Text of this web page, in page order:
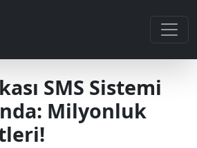
SMS Sistemi
Milyonluk